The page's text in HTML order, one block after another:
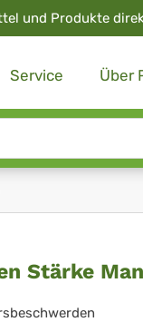
und Produkte
Service Über
Stärke